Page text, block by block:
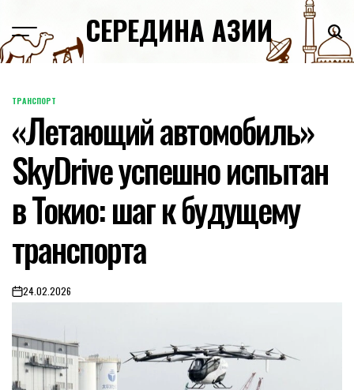
content
СЕРЕДИНА АЗИИ
POSTED
ТРАНСПОРТ
«Летающий автомобиль»
SkyDrive успешно испытан
в Токио: шаг к будущему
транспорта
on24.02.2026